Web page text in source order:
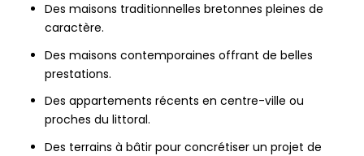
Des maisons traditionnelles bretonnes pleines de
caractère.
Des maisons contemporaines offrant de belles
prestations.
Des appartements récents en centre-ville ou
proches du littoral.
Des terrains à bâtir pour concrétiser un projet de